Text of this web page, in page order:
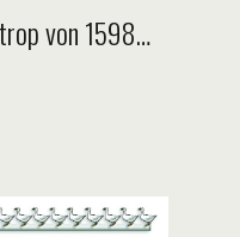
Gänsereiter-Club Höntrop von 1598 e.V.